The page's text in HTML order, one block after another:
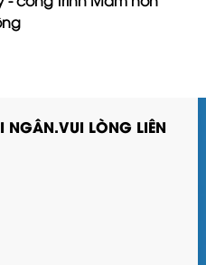
LÒNG LIÊN